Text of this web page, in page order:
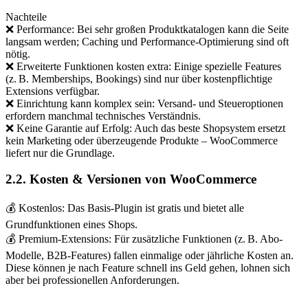
Nachteile
❌ Performance: Bei sehr großen Produktkatalogen kann die Seite
langsam werden; Caching und Performance-Optimierung sind oft
nötig.
❌ Erweiterte Funktionen kosten extra: Einige spezielle Features
(z. B. Memberships, Bookings) sind nur über kostenpflichtige
Extensions verfügbar.
❌ Einrichtung kann komplex sein: Versand- und Steueroptionen
erfordern manchmal technisches Verständnis.
❌ Keine Garantie auf Erfolg: Auch das beste Shopsystem ersetzt
kein Marketing oder überzeugende Produkte – WooCommerce
liefert nur die Grundlage.
2.2. Kosten & Versionen von WooCommerce
💰 Kostenlos: Das Basis-Plugin ist gratis und bietet alle
Grundfunktionen eines Shops.
💰 Premium-Extensions: Für zusätzliche Funktionen (z. B. Abo-
Modelle, B2B-Features) fallen einmalige oder jährliche Kosten an.
Diese können je nach Feature schnell ins Geld gehen, lohnen sich
aber bei professionellen Anforderungen.